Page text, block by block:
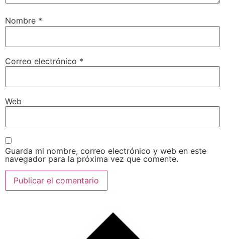
Nombre *
Correo electrónico *
Web
Guarda mi nombre, correo electrónico y web en este
navegador para la próxima vez que comente.